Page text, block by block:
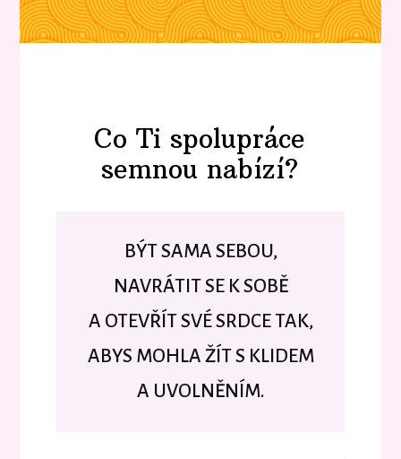
Co Ti spolupráce
semnou nabízí?
BÝT SAMA SEBOU,
NAVRÁTIT SE K SOBĚ
A OTEVŘÍT SVÉ SRDCE TAK,
ABYS MOHLA ŽÍT S KLIDEM
A UVOLNĚNÍM.